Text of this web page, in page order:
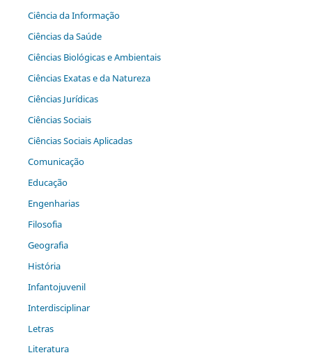
Ciência da Informação
Ciências da Saúde
Ciências Biológicas e Ambientais
Ciências Exatas e da Natureza
Ciências Jurídicas
Ciências Sociais
Ciências Sociais Aplicadas
Comunicação
Educação
Engenharias
Filosofia
Geografia
História
Infantojuvenil
Interdisciplinar
Letras
Literatura